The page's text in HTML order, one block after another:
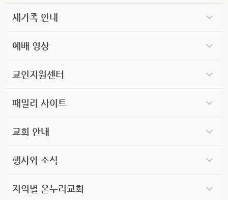
새가족 안내
예배 영상
교인지원센터
패밀리 사이트
교회 안내
행사와 소식
지역별 온누리교회